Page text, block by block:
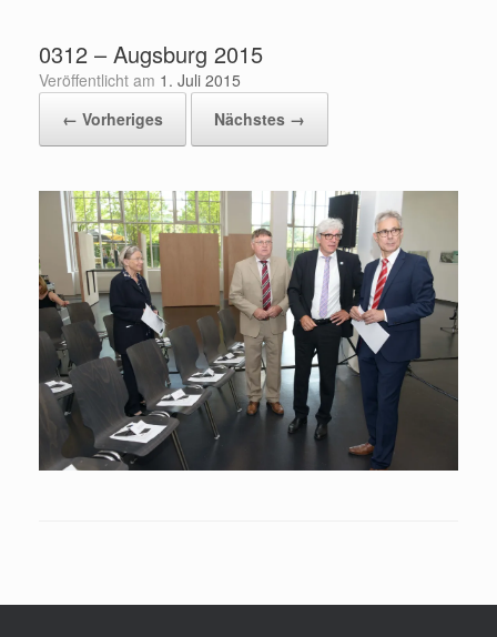
springen0312 – Augsburg 2015
Veröffentlicht am 1. Juli 2015
← Vorheriges
Nächstes →